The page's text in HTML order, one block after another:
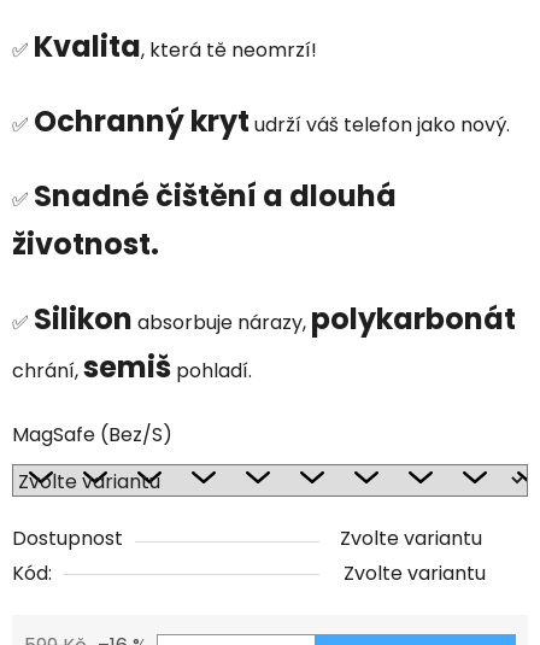
✅ Kvalita, která tě neomrzí!
✅ Ochranný kryt udrží váš telefon jako nový.
✅ Snadné čištění a dlouhá
životnost.
✅ Silikon absorbuje nárazy, polykarbonát
chrání,semiš pohladí.
MagSafe (Bez/S)
Dostupnost
Zvolte variantu
Kód:
Zvolte variantu